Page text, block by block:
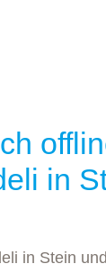
in
in Stein